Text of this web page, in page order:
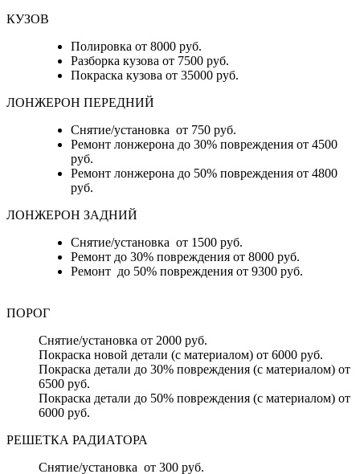
КУЗОВ
Полировка от 8000 руб.
Разборка кузова от 7500 руб.
Покраска кузова от 35000 руб.
ЛОНЖЕРОН ПЕРЕДНИЙ
Снятие/установка от 750 руб.
Ремонт лонжерона до 30% повреждения от 4500
руб.
Ремонт лонжерона до 50% повреждения от 4800
руб.
ЛОНЖЕРОН ЗАДНИЙ
Снятие/установка от 1500 руб.
Ремонт до 30% повреждения от 8000 руб.
Ремонт до 50% повреждения от 9300 руб.
ПОРОГ
Снятие/установка от 2000 руб.
Покраска новой детали (с материалом) от 6000 руб.
Покраска детали до 30% повреждения (с материалом) от
6500 руб.
Покраска детали до 50% повреждения (с материалом) от
6000 руб.
РЕШЕТКА РАДИАТОРА
Снятие/установка от 300 руб.